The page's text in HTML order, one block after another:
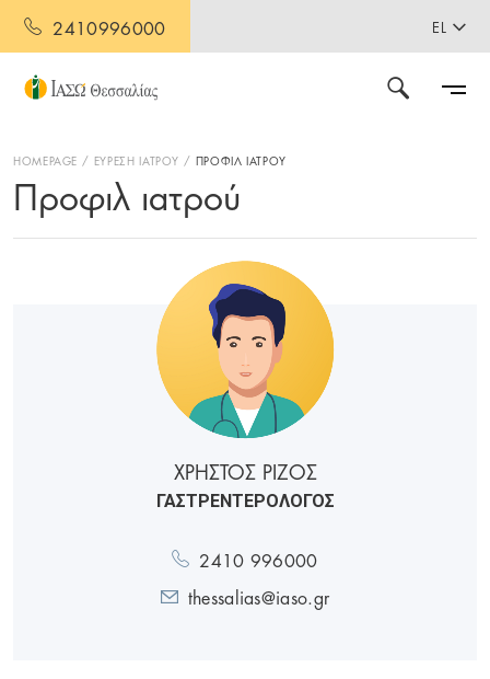
2410996000 EL
HOMEPAGE ΕΥΡΕΣΗ ΙΑΤΡΟΥ ΠΡΟΦΙΛ ΙΑΤΡΟΥ
Προφιλ ιατρού
ΧΡΗΣΤΟΣ ΡΙΖΟΣ
ΓΑΣΤΡΕΝΤΕΡΟΛΟΓΟΣ
2410 996000
thessalias@iaso.gr